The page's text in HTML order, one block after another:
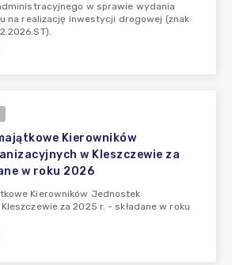
w sprawie wydania
na realizację inwestycji drogowej (znak
Kierowników
w Kleszczewie za
w roku 2026
Kierowników Jednostek
za 2025 r. - składane w roku